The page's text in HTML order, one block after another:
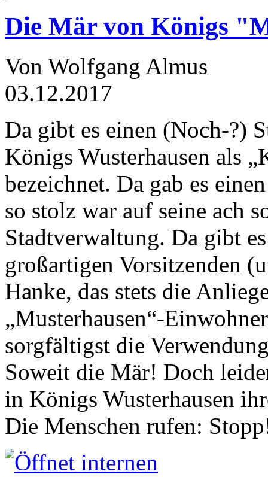
Die Mär von Königs
Von Wolfgang Almus
03.12.2017
Da gibt es einen (Noch-?)
Königs Wusterhausen als
bezeichnet. Da gab es
so stolz war auf seine ach
Stadtverwaltung. Da gibt
großartigen Vorsitzenden
Hanke, das stets die
„Musterhausen“-
sorgfältigst die
Soweit die Mär! Doch
in Königs Wusterhausen
Die Menschen rufen: